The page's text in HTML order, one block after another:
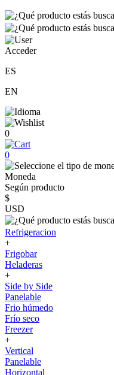
Acceder
ES
EN
0
0
Moneda
Según producto
$
USD
Refrigeracion
+
Frigobar
Heladeras
+
Side by Side
Panelable
Frio húmedo
Frío seco
Freezer
+
Vertical
Panelable
Horizontal